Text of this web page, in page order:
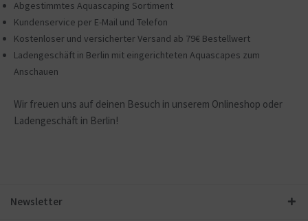
Abgestimmtes Aquascaping Sortiment
Kundenservice per E-Mail und Telefon
Kostenloser und versicherter Versand ab 79€ Bestellwert
Ladengeschäft in Berlin mit eingerichteten Aquascapes zum
Anschauen
Wir freuen uns auf deinen Besuch in unserem Onlineshop oder
Ladengeschäft in Berlin!
Newsletter